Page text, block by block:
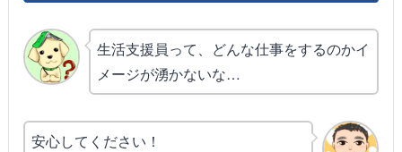
生活支援員って、どんな仕事をするのかイ
メージが湧かないな…
安心してください！